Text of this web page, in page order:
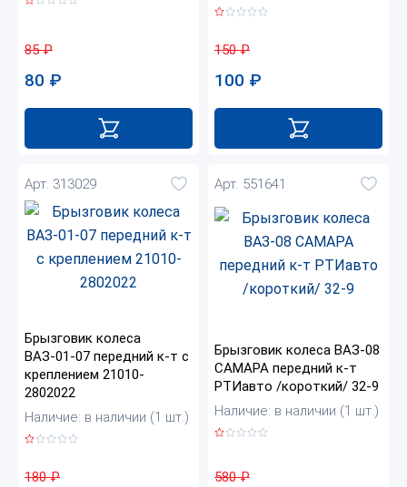
85₽
80 ₽
150₽
100 ₽
Арт. 313029
Брызговик колеса
ВАЗ-01-07 передний к-т с
креплением 21010-
2802022
Наличие: в наличии (1 шт.)
180₽
Арт. 551641
Брызговик колеса ВАЗ-08
САМАРА передний к-т
РТИавто /короткий/ 32-9
Наличие: в наличии (1 шт.)
580₽